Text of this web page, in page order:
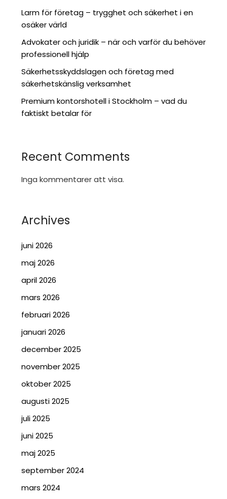
Larm för företag – trygghet och säkerhet i en
osäker värld
Advokater och juridik – när och varför du behöver
professionell hjälp
Säkerhetsskyddslagen och företag med
säkerhetskänslig verksamhet
Premium kontorshotell i Stockholm – vad du
faktiskt betalar för
Recent Comments
Inga kommentarer att visa.
Archives
juni 2026
maj 2026
april 2026
mars 2026
februari 2026
januari 2026
december 2025
november 2025
oktober 2025
augusti 2025
juli 2025
juni 2025
maj 2025
september 2024
mars 2024